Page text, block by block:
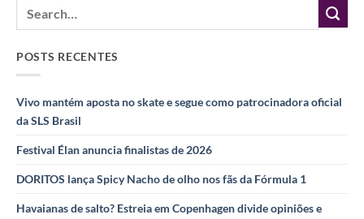
POSTS RECENTES
Vivo mantém aposta no skate e segue como patrocinadora oficial
da SLS Brasil
Festival Élan anuncia finalistas de 2026
DORITOS lança Spicy Nacho de olho nos fãs da Fórmula 1
Havaianas de salto? Estreia em Copenhagen divide opiniões e